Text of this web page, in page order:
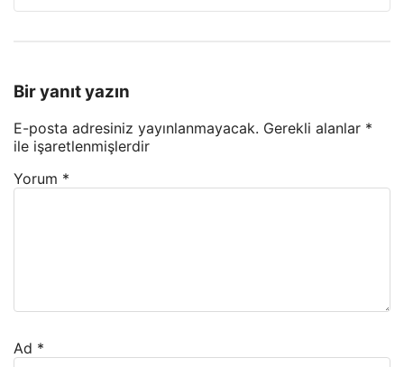
Bir yanıt yazın
E-posta adresiniz yayınlanmayacak. Gerekli alanlar *
ile işaretlenmişlerdir
Yorum *
Ad *